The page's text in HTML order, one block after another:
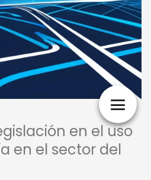
en el uso
en el sector del